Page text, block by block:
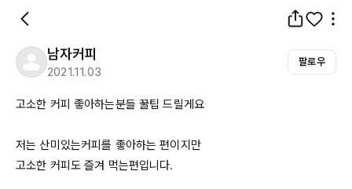
남자커피
2021.11.03
팔로우
고소한 커피 좋아하는분들 꿀팁 드릴게요
저는 산미있는커피를 좋아하는 편이지만
고소한 커피도 즐겨 먹는편입니다.